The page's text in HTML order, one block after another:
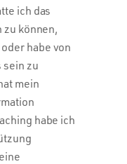
ich das
können,
habe von
sein zu
mein
habe ich